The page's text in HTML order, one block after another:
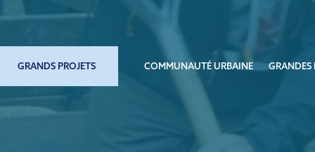
GRANDS PROJETS COMMUNAUTÉ URBAINE GRANDES